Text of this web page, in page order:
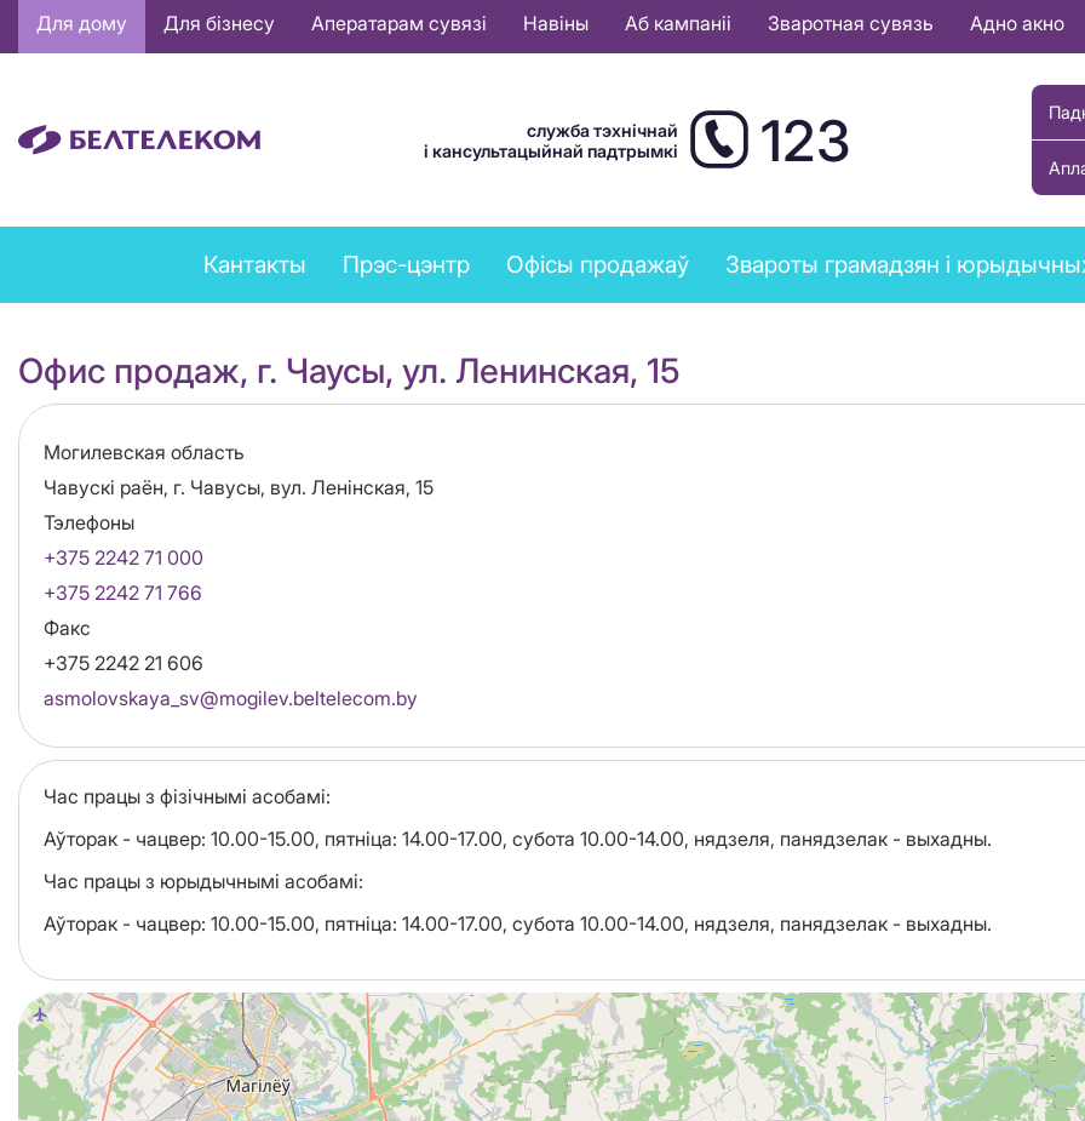
Основная
навигация
Для дому Для бізнесу Аператарам сувязі Навіны Аб кампаніі Зваротная сувязь Адно акно
служба тэхнічнай
і кансультацыйнай падтрымкі
123
Feedback
menu
Кантакты Прэс-цэнтр Офісы продажаў Звароты грамадзян і
Офис продаж, г. Чаусы, ул. Ленинская, 15
Область
Могилевская область
Адрес
Чавускі раён, г. Чавусы, вул. Ленінская, 15
Тэлефоны
+375 2242 71 000
+375 2242 71 766
Факс
+375 2242 21 606
Email
asmolovskaya_sv@mogilev.beltelecom.by
Час працы з фізічнымі асобамі:
Аўторак - чацвер: 10.00-15.00, пятніца: 14.00-17.00, субота 10.00-14.00, нядзеля, панядзелак - выхадны.
Час працы з юрыдычнымі асобамі:
Аўторак - чацвер: 10.00-15.00, пятніца: 14.00-17.00, субота 10.00-14.00, нядзеля, панядзелак - выхадны.